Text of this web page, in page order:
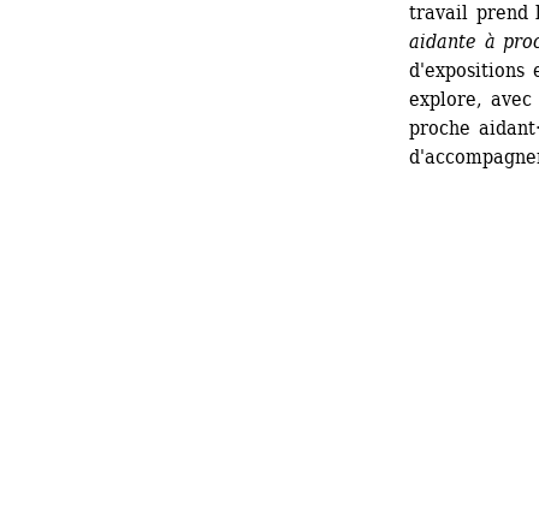
travail prend
aidante à
d'expositions
explore,
proche